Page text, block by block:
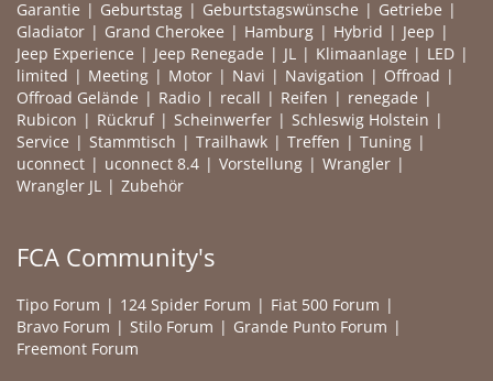
Garantie
Geburtstag Geburtstagswünsche
Getriebe
Gladiator
Grand Cherokee Hamburg Hybrid
Jeep
Jeep Experience
Jeep Renegade JL Klimaanlage
LED
limited
Meeting Motor Navi Navigation
Offroad
Offroad Gelände
Radio recall Reifen
renegade
Rubicon
Rückruf Scheinwerfer
Schleswig Holstein
Service
Stammtisch Trailhawk Treffen
Tuning
uconnect
uconnect 8.4 Vorstellung
Wrangler
Wrangler JL
Zubehör
FCA Community's
Tipo Forum 124 Spider Forum
Fiat 500 Forum
Bravo Forum
Stilo Forum
Grande Punto Forum
Freemont Forum